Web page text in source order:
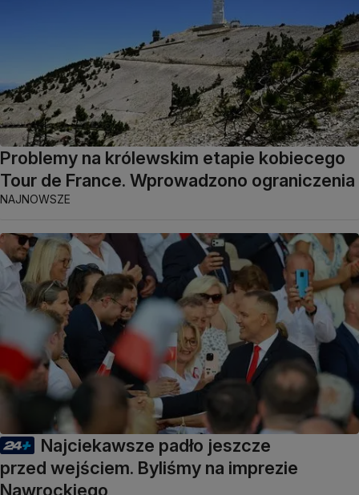
Problemy na królewskim etapie kobiecego
Tour de France. Wprowadzono ograniczenia
NAJNOWSZE
Najciekawsze padło jeszcze
przed wejściem. Byliśmy na imprezie
Nawrockiego